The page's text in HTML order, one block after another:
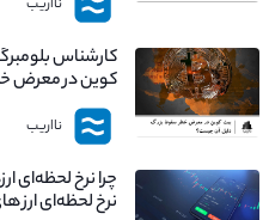
نااریب
کارشناس
کوین در معرض
چیست؟
نااریب
چرا نرخ
نرخ لحظه‌ای ارز